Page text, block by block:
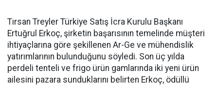
Tırsan Treyler Türkiye Satış İcra Kurulu Başkanı
Ertuğrul Er­koç, şirketin başarısının teme­linde müşteri
ihtiyaçlarına göre şekillenen Ar-Ge ve mühendislik
yatırımlarının bulunduğunu söy­ledi. Son üç yılda
perdeli tenteli ve frigo ürün gamlarında iki yeni ürün
ailesini pazara sundukları­nı belirten Erkoç, ödüllü